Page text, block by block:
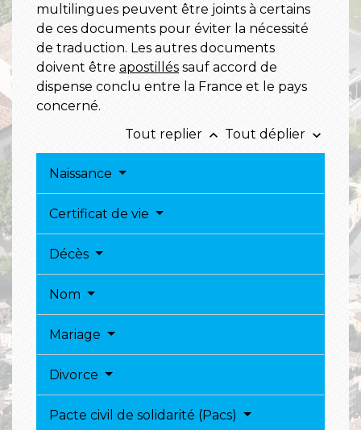
multilingues peuvent être joints à certains
de ces documents pour éviter la nécessité
de traduction. Les autres documents
doivent être apostillés sauf accord de
dispense conclu entre la France et le pays
concerné.
Tout replier keyboard_arrow_up Tout déplier keyboard_arrow_down
Naissance
Certificat de vie
Décès
Nom
Mariage
Divorce
Pacte civil de solidarité (Pacs)